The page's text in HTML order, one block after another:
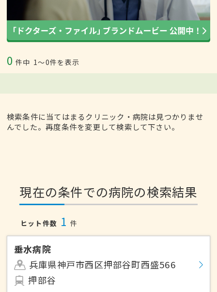
0 件中 1〜0件を表示
検索条件に当てはまるクリニック・病院は見つかりませ
んでした。再度条件を変更して検索して下さい。
現在の条件での病院の検索結果
ヒット件数 1 件
垂水病院
兵庫県神戸市西区押部谷町西盛566
押部谷